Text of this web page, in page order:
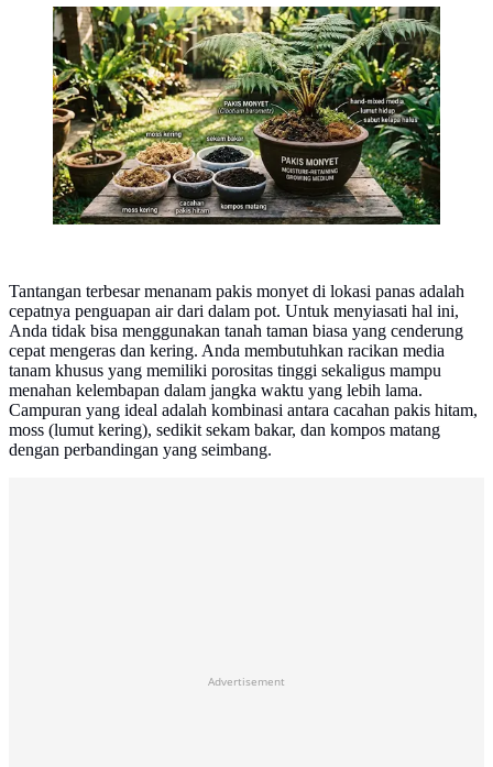
Cara Menanam Pakis Monyet di Lokasi Panas (Foto:
AI Generated)
Tantangan terbesar menanam pakis monyet di lokasi panas adalah
cepatnya penguapan air dari dalam pot. Untuk menyiasati hal ini,
Anda tidak bisa menggunakan tanah taman biasa yang cenderung
cepat mengeras dan kering. Anda membutuhkan racikan media
tanam khusus yang memiliki porositas tinggi sekaligus mampu
menahan kelembapan dalam jangka waktu yang lebih lama.
Campuran yang ideal adalah kombinasi antara cacahan pakis hitam,
moss (lumut kering), sedikit sekam bakar, dan kompos matang
dengan perbandingan yang seimbang.
Advertisement